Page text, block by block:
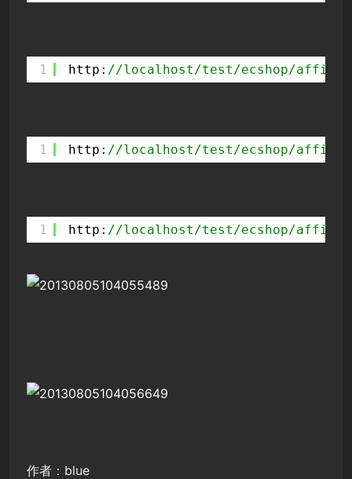
1 http: //localhost/test/ecshop/
1 http: //localhost/test/ecshop/
1 http: //localhost/test/ecshop/
作者：blue